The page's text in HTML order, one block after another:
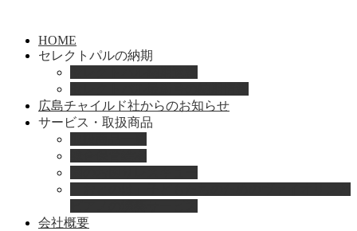
HOME
セレクトパルの納期
広島チャイルド社からのお知らせ
サービス・取扱商品
会社概要